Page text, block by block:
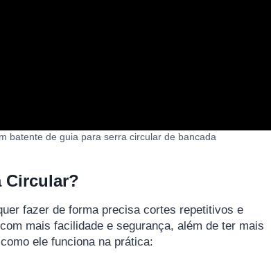
batente de guia para serra circular de bancada
Circular?
fazer de forma precisa cortes repetitivos e
mais facilidade e segurança, além de ter mais
ele funciona na prática: